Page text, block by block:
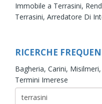
Immobile a Terrasini,
Terrasini, Arredatore Di
RICERCHE
Bagheria, Carini, Misilmeri,
Termini Imerese